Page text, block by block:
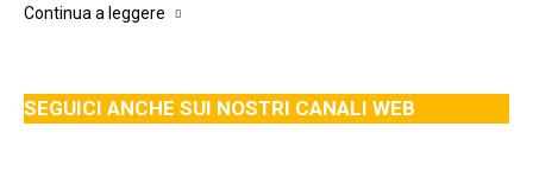
Continua a leggere
SEGUICI ANCHE SUI NOSTRI CANALI WEB